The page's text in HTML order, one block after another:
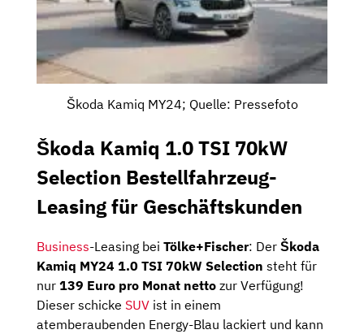
Škoda Kamiq MY24; Quelle: Pressefoto
Škoda Kamiq 1.0 TSI 70kW
Selection Bestellfahrzeug-
Leasing für Geschäftskunden
Business-Leasing bei Tölke+Fischer: Der Škoda
Kamiq MY24 1.0 TSI 70kW Selection steht für
nur 139 Euro pro Monat netto zur Verfügung!
Dieser schicke SUV ist in einem
atemberaubenden Energy-Blau lackiert und kann